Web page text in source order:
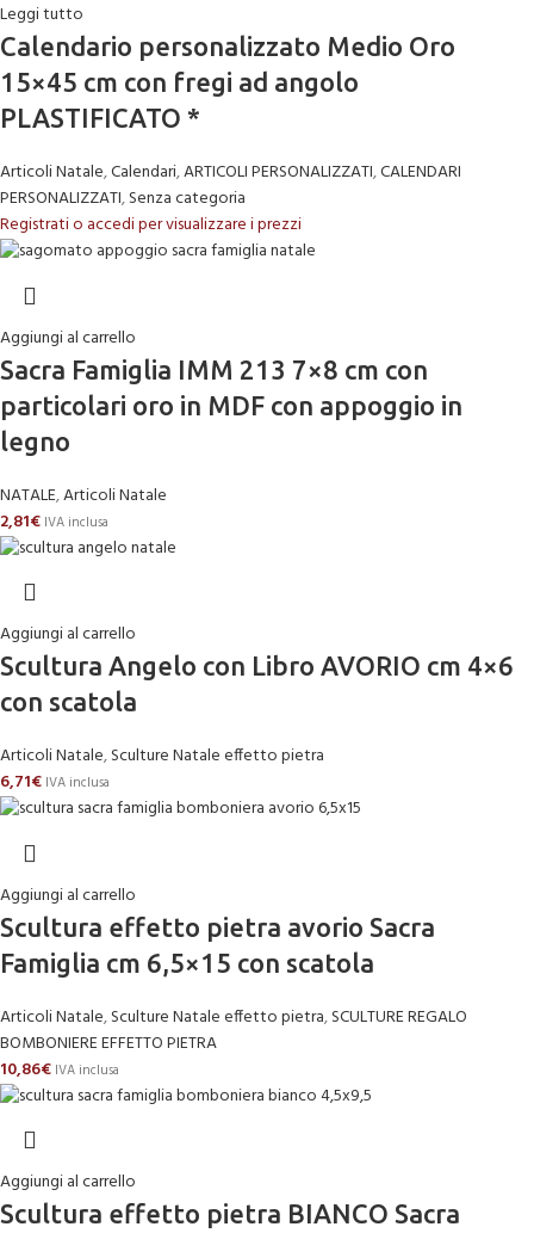
Leggi tutto
Calendario personalizzato Medio Oro
15×45 cm con fregi ad angolo
PLASTIFICATO *
Articoli Natale,Calendari,ARTICOLI PERSONALIZZATI,CALENDARI
PERSONALIZZATI,Senza categoria
Registrati o accedi per visualizzare i prezzi
Aggiungi al carrello
Sacra Famiglia IMM 213 7×8 cm con
particolari oro in MDF con appoggio in
legno
NATALE,Articoli Natale
2,81€ IVA inclusa
Aggiungi al carrello
Scultura Angelo con Libro AVORIO cm 4×6
con scatola
Articoli Natale,Sculture Natale effetto pietra
6,71€ IVA inclusa
Aggiungi al carrello
Scultura effetto pietra avorio Sacra
Famiglia cm 6,5×15 con scatola
Articoli Natale,Sculture Natale effetto pietra,SCULTURE REGALO
BOMBONIERE EFFETTO PIETRA
10,86€ IVA inclusa
Aggiungi al carrello
Scultura effetto pietra BIANCO Sacra